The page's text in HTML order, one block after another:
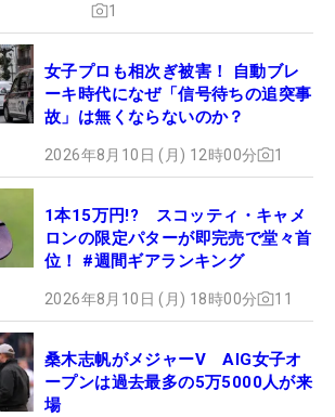
1
女子プロも相次ぎ被害！ 自動ブレ
ーキ時代になぜ「信号待ちの追突事
故」は無くならないのか？
2026年8月10日 (月) 12時00分 1
1本15万円!? スコッティ・キャメ
ロンの限定パターが即完売で堂々首
位！ #週間ギアランキング
2026年8月10日 (月) 18時00分 11
桑木志帆がメジャーV AIG女子オ
ープンは過去最多の5万5000人が来
場